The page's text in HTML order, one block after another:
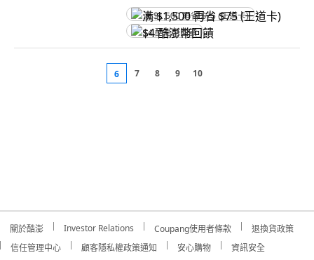
满 $1,500 再省 $75 (王道卡)
$4 酷澎幣回饋
6 7 8 9 10
關於酷澎 Investor Relations Coupang使用者條款
退換貨政策
信任管理中心
顧客隱私權政策通知 安心購物
資訊安全